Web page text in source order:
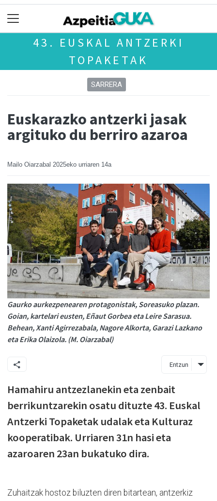
43. EUSKAL ANTZERKI
TOPAKETAK
SARRERA
Euskarazko antzerki jasak
argituko du berriro azaroa
Mailo Oiarzabal 2025eko urriaren 14a
Gaurko aurkezpenearen protagonistak, Soreasuko plazan.
Goian, kartelari eusten, Eñaut Gorbea eta Leire Sarasua.
Behean, Xanti Agirrezabala, Nagore Alkorta, Garazi Lazkano
eta Erika Olaizola. (M. Oiarzabal)
Entzun
Hamahiru antzezlanekin eta zenbait
berrikuntzarekin osatu dituzte 43. Euskal
Antzerki Topaketak udalak eta Kulturaz
kooperatibak. Urriaren 31n hasi eta
azaroaren 23an bukatuko dira.
Zuhaitzak hostoz biluzten diren bitartean, antzerkiz